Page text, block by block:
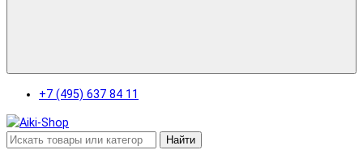
+7 (495) 637 84 11
Найти